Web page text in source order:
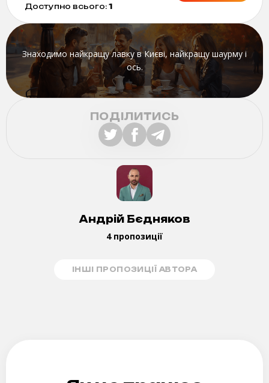
Доступно всього: 1
Знаходимо найкращу лавку в Києві, найкращу шаурму і
ось.
ПОДІЛИТИСЬ
Андрій Бєдняков
4 пропозиції
ІНШІ ПРОПОЗИЦІЇ АВТОРА